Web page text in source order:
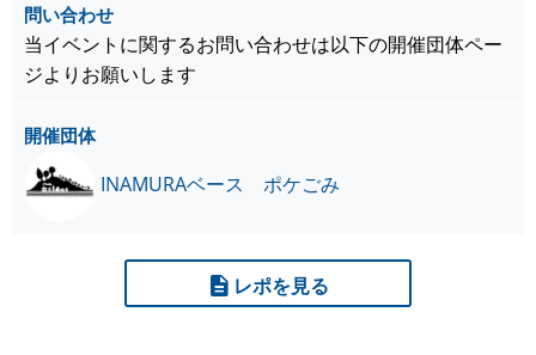
問い合わせ
当イベントに関するお問い合わせは以下の開催団体ペー
ジよりお願いします
開催団体
INAMURAベース ポケごみ
レポを見る